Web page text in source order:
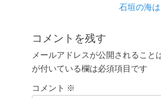
ー
シ
ョ
ン
投
石垣の海
コメントを残す
メールアドレスが公開されること
が付いている欄は必須項目です
コメント ※